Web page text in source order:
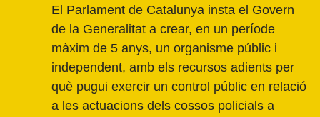
El Parlament de Catalunya insta el Govern
de la Generalitat a crear, en un període
màxim de 5 anys, un organisme públic i
independent, amb els recursos adients per
què pugui exercir un control públic en relació
a les actuacions dels cossos policials a